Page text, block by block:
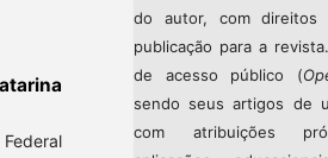
do autor, com direitos
publicação para a
de acesso público (
sendo seus artigos de
com atribuições